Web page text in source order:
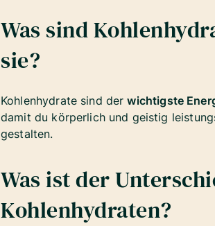
Was sind
sie?
Kohlenhydrate sind derwichtigste
damit du körperlich und geistig
gestalten.
Was ist der
Kohlenhydraten?